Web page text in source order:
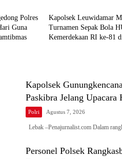
Polres
Guna
Kapolsek Leuwidamar
Turnamen Sepak Bola
Kemerdekaan RI ke-81
‎Kapolsek
Paskibra Jelang
Polri Agustus 7, 2026
‎Lebak –Penajurnalist.com Dalam
Personel Polsek